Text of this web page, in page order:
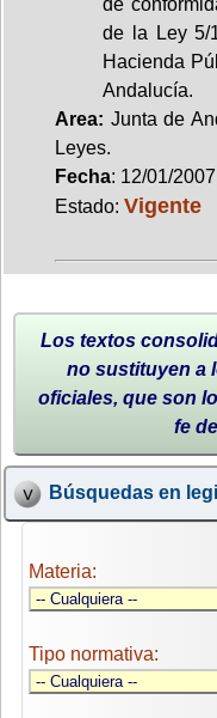
de la Ley 5/
Hacienda
Andalucía.
Area: Junta de
Leyes.
Fecha: 12/01/2007
Estado: Vigente
Los textos
no sustituyen a
oficiales, que son
fe
Búsquedas en
Materia:
Tipo normativa: